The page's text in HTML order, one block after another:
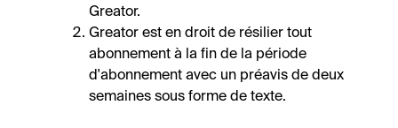
Greator.
Greator est en droit de résilier tout
abonnement à la fin de la période
d'abonnement avec un préavis de deux
semaines sous forme de texte.